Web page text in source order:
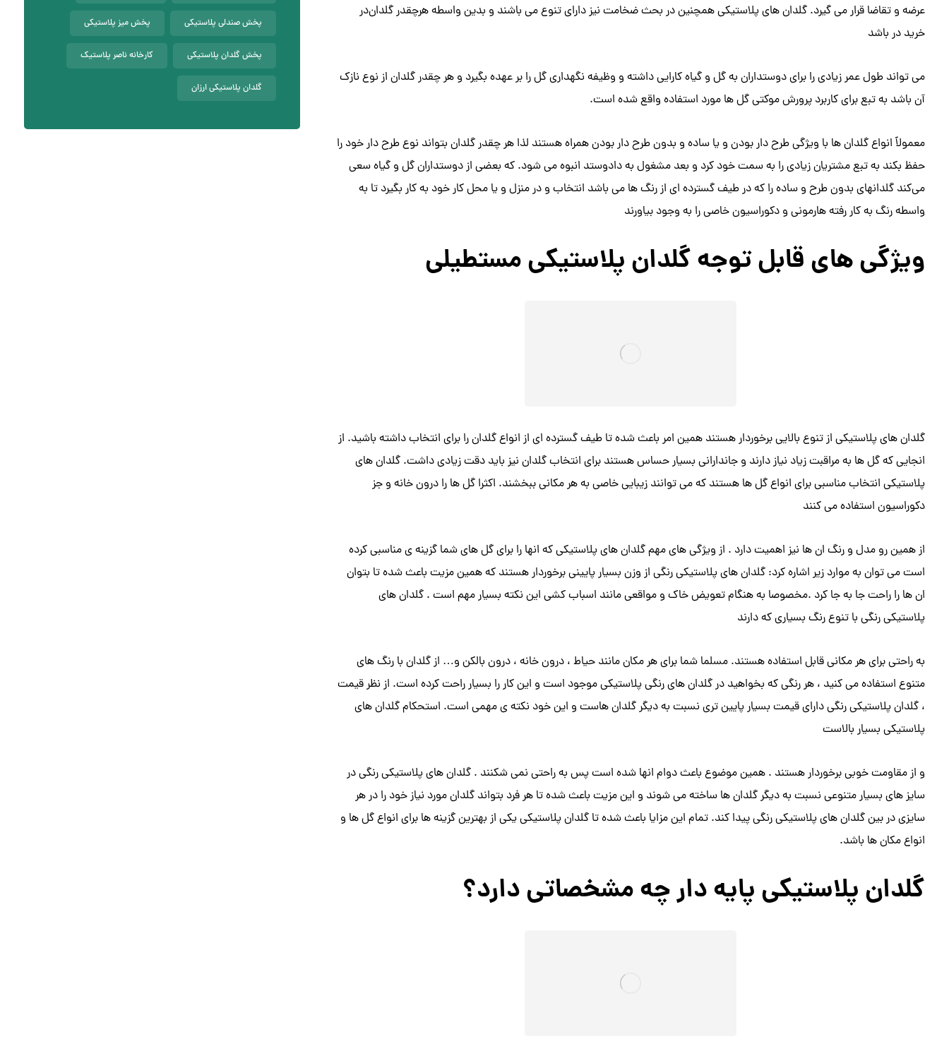
عرضه و تقاضا قرار می گیرد. گلدان های پلاستیکی همچنین در بحث ضخامت نیز دارای تنوع می باشند و بدین واسطه هرچقدر گلدان‌در
خرید در باشد
می تواند طول عمر زیادی را برای دوستداران به گل و گیاه کارایی داشته و وظیفه نگهداری گل را بر عهده بگیرد و هر چقدر گلدان از نوع نازک
آن باشد به تبع برای کاربرد پرورش موکتی گل ها مورد استفاده واقع شده است.
معمولاً انواع گلدان ها با ویژگی طرح دار بودن و یا ساده و بدون طرح دار بودن همراه هستند لذا هر چقدر گلدان بتواند نوع طرح دار خود را
حفظ بکند به تبع مشتریان زیادی را به سمت خود کرد و بعد مشغول به دادوستد انبوه می شود. که بعضی از دوستداران گل و گیاه سعی
می‌کند گلدانهای بدون طرح و ساده را که در طیف گسترده ای از رنگ ها می باشد انتخاب و در منزل و یا محل کار خود به کار بگیرد تا به
واسطه رنگ به کار رفته هارمونی و دکوراسیون خاصی را به وجود بیاورند
ویژگی های قابل توجه گلدان پلاستیکی مستطیلی
گلدان های پلاستیکی از تنوع بالایی برخوردار هستند همین امر باعث شده تا طیف گسترده ای از انواع گلدان را برای انتخاب داشته باشید. از
انجایی که گل ها به مراقبت زیاد نیاز دارند و جاندارانی بسیار حساس هستند برای انتخاب گلدان نیز باید دقت زیادی داشت. گلدان های
پلاستیکی انتخاب مناسبی برای انواع گل ها هستند که می توانند زیبایی خاصی به هر مکانی ببخشند. اکثرا گل ها را درون خانه و جز
دکوراسیون استفاده می کنند
از همین رو مدل و رنگ ان ها نیز اهمیت دارد . از ویژگی های مهم گلدان های پلاستیکی که انها را برای گل های شما گزینه ی مناسبی کرده
است می توان به موارد زیر اشاره کرد: گلدان های پلاستیکی رنگی از وزن بسیار پایینی برخوردار هستند که همین مزیت باعث شده تا بتوان
ان ها را راحت جا به جا کرد .مخصوصا به هنگام تعویض خاک و مواقعی مانند اسباب کشی این نکته بسیار مهم است . گلدان های
پلاستیکی رنگی با تنوع رنگ بسیاری که دارند
به راحتی برای هر مکانی قابل استفاده هستند. مسلما شما برای هر مکان مانند حیاط ، درون خانه ، درون بالکن و… از گلدان با رنگ های
متنوع استفاده می کنید ، هر رنگی که بخواهید در گلدان های رنگی پلاستیکی موجود است و این کار را بسیار راحت کرده است. از نظر قیمت
، گلدان پلاستیکی رنگی دارای قیمت بسیار پایین تری نسبت به دیگر گلدان هاست و این خود نکته ی مهمی است. استحکام گلدان های
پلاستیکی بسیار بالاست
و از مقاومت خوبی برخوردار هستند . همین موضوع باعث دوام انها شده است پس به راحتی نمی شکنند . گلدان های پلاستیکی رنگی در
سایز های بسیار متنوعی نسبت به دیگر گلدان ها ساخته می شوند و این مزیت باعث شده تا هر فرد بتواند گلدان مورد نیاز خود را در هر
سایزی در بین گلدان های پلاستیکی رنگی پیدا کند. تمام این مزایا باعث شده تا گلدان پلاستیکی یکی از بهترین گزینه ها برای انواع گل ها و
انواع مکان ها باشد.
گلدان پلاستیکی پایه دار چه مشخصاتی دارد؟
پخش صندلی پلاستیکی پخش میز پلاستیکی
پخش گلدان پلاستیکی کارخانه ناصر پلاستیک
گلدان پلاستیکی ارزان